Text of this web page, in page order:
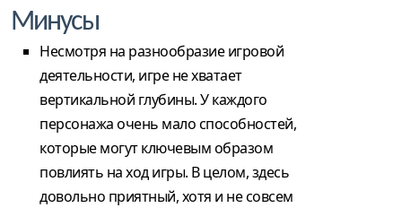
Минусы
Несмотря на разнообразие игровой
деятельности, игре не хватает
вертикальной глубины. У каждого
персонажа очень мало способностей,
которые могут ключевым образом
повлиять на ход игры. В целом, здесь
довольно приятный, хотя и не совсем